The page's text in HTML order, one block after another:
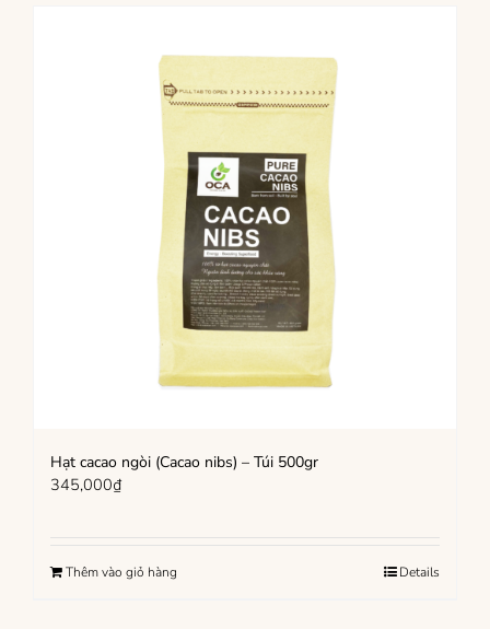
Hạt cacao ngòi (Cacao nibs) – Túi 500gr
345,000₫
Thêm vào giỏ hàng Details